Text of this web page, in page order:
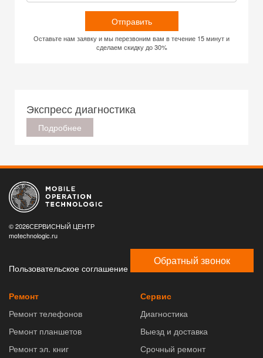
Отправить
Оставьте нам заявку и мы перезвоним вам в течение 15 минут и
сделаем скидку до 30%
Экспресс диагностика
Подробнее
© 2026СЕРВИСНЫЙ ЦЕНТР
motechnologic.ru
Пользовательское соглашение
Обратный звонок
Ремонт
Ремонт телефонов
Ремонт планшетов
Ремонт эл. книг
Сервис
Диагностика
Выезд и доставка
Срочный ремонт